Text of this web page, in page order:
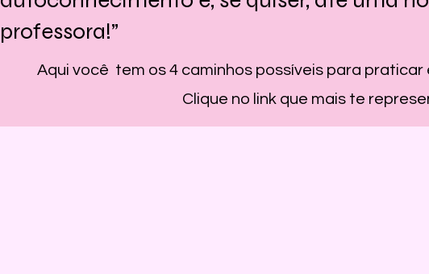
professora!”
Aqui você tem os 4 caminhos possíveis para
Clique no link que mais te